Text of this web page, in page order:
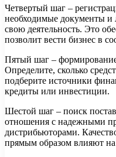
Четвертый шаг –
необходимые документы и
свою деятельность. Это
позволит вести бизнес в
Пятый шаг –
Определите, сколько
подберите источники
кредиты или инвестиции.
Шестой шаг – поиск
отношения с надежными
дистрибьюторами.
прямым образом влияют на